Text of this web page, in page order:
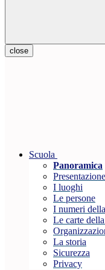
close
Scuola
Panoramica
Presentazione
I luoghi
Le persone
I numeri
Le carte
La storia
Sicurezza
Privacy